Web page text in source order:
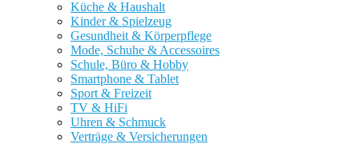
Küche & Haushalt
Kinder & Spielzeug
Gesundheit & Körperpflege
Mode, Schuhe & Accessoires
Schule, Büro & Hobby
Smartphone & Tablet
Sport & Freizeit
TV & HiFi
Uhren & Schmuck
Verträge & Versicherungen